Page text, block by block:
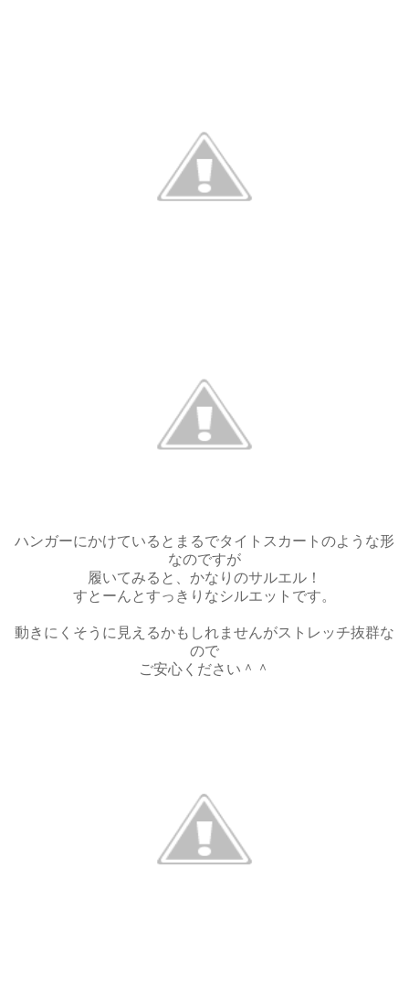
ハンガーにかけているとまるでタイトスカートのような形
なのですが
履いてみると、かなりのサルエル！
すとーんとすっきりなシルエットです。
動きにくそうに見えるかもしれませんがストレッチ抜群な
ので
ご安心ください＾＾